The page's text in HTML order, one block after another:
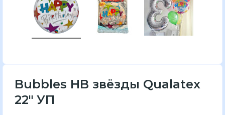
Bubbles HB звёзды Qualatex
22" УП